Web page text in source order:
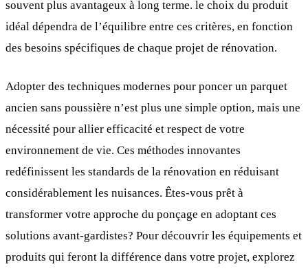
souvent plus avantageux à long terme. le choix du produit
idéal dépendra de l’équilibre entre ces critères, en fonction
des besoins spécifiques de chaque projet de rénovation.
Adopter des techniques modernes pour poncer un parquet
ancien sans poussière n’est plus une simple option, mais une
nécessité pour allier efficacité et respect de votre
environnement de vie. Ces méthodes innovantes
redéfinissent les standards de la rénovation en réduisant
considérablement les nuisances. Êtes-vous prêt à
transformer votre approche du ponçage en adoptant ces
solutions avant-gardistes? Pour découvrir les équipements et
produits qui feront la différence dans votre projet, explorez